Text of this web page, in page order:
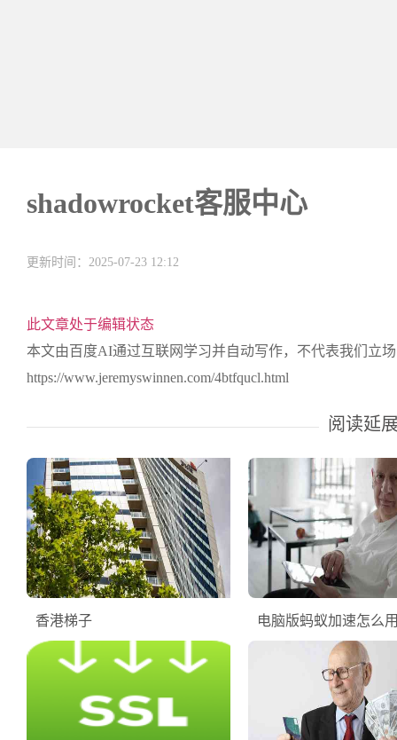
shadowrocket客服中心
更新时间：2025-07-23 12:12
此文章处于编辑状态
本文由百度AI通过互联网学习并自动写作，不代表我们立
https://www.jeremyswinnen.com/4btfqucl.html
阅读延
香港梯子 电脑版蚂蚁加速怎么